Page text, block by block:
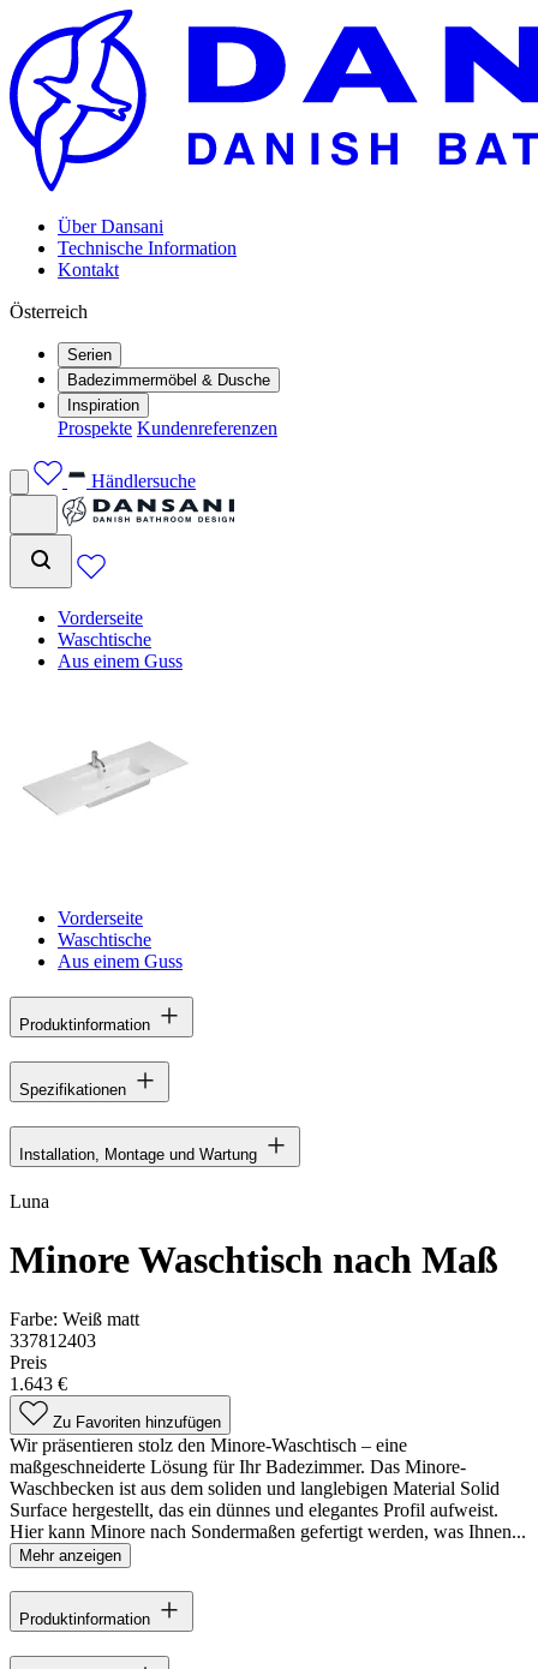
Über Dansani
Technische Information
Kontakt
Österreich
Serien
Badezimmermöbel & Dusche
Inspiration
Prospekte Kundenreferenzen
Händlersuche
Vorderseite
Waschtische
Aus einem Guss
Vorderseite
Waschtische
Aus einem Guss
Produktinformation
Spezifikationen
Installation, Montage und Wartung
Luna
Minore Waschtisch nach Maß
Farbe: Weiß matt
337812403
Preis
1.643 €
Zu Favoriten hinzufügen
Wir präsentieren stolz den Minore-Waschtisch – eine
maßgeschneiderte Lösung für Ihr Badezimmer. Das Minore-
Waschbecken ist aus dem soliden und langlebigen Material Solid
Surface hergestellt, das ein dünnes und elegantes Profil aufweist.
Hier kann Minore nach Sondermaßen gefertigt werden, was Ihnen...
Mehr anzeigen
Produktinformation